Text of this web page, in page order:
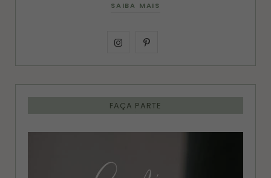
SAIBA MAIS
I
n
s
t
a
P
i
n
t
e
FAÇA PARTE